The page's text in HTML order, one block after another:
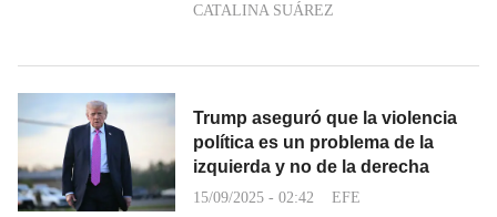
CATALINA SUÁREZ
Trump aseguró que la violencia
política es un problema de la
izquierda y no de la derecha
15/09/2025 - 02:42 EFE